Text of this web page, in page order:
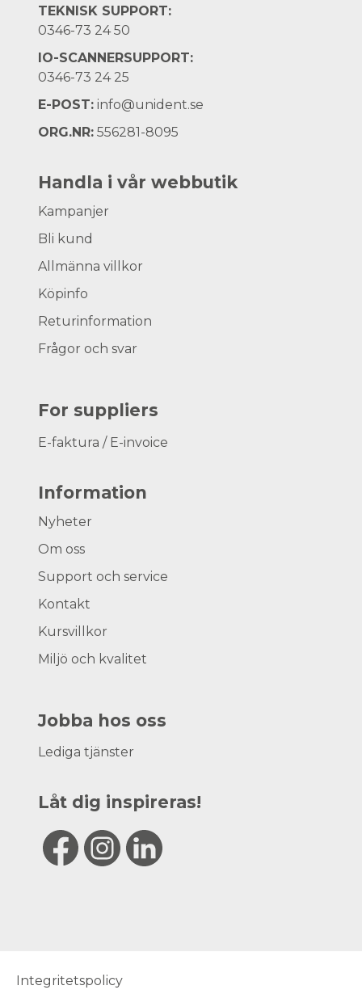
TEKNISK SUPPORT:
0346-73 24 50
IO-SCANNERSUPPORT:
0346-73 24 25
E-POST: info@unident.se
ORG.NR: 556281-8095
Handla i vår webbutik
Kampanjer
Bli kund
Allmänna villkor
Köpinfo
Returinformation
Frågor och svar
For suppliers
E-faktura / E-invoice
Information
Nyheter
Om oss
Support och service
Kontakt
Kursvillkor
Miljö och kvalitet
Jobba hos oss
Lediga tjänster
Låt dig inspireras!
Integritetspolicy